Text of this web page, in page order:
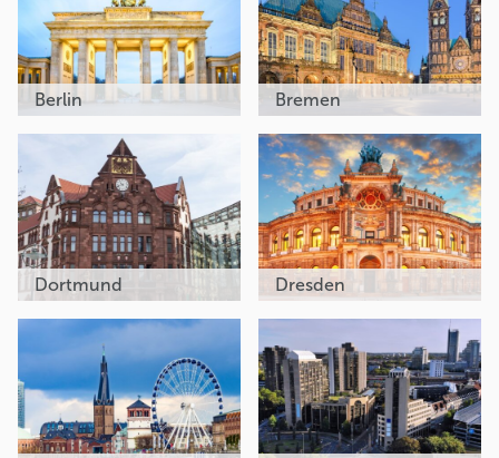
Berlin Bremen
Dortmund Dresden